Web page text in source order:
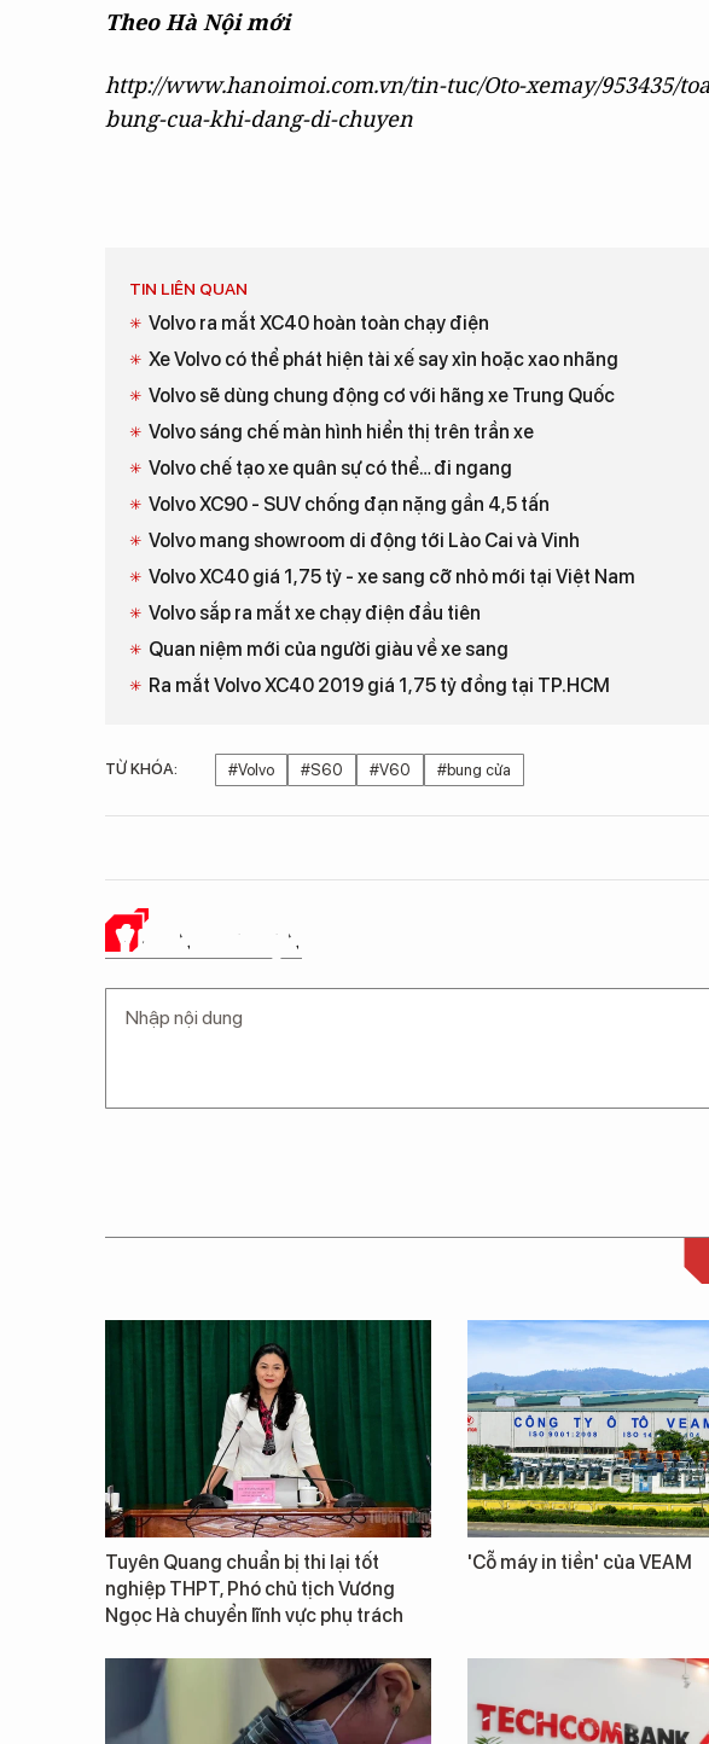
Theo Hà Nội mới
http://www.hanoimoi.com.vn/tin-tuc/Oto-xemay/953435/
bung-cua-khi-dang-di-chuyen
TIN LIÊN QUAN
Volvo ra mắt XC40 hoàn toàn chạy điện
Xe Volvo có thể phát hiện tài xế say xỉn hoặc xao nhãng
Volvo sẽ dùng chung động cơ với hãng xe Trung Quốc
Volvo sáng chế màn hình hiển thị trên trần xe
Volvo chế tạo xe quân sự có thể… đi ngang
Volvo XC90 - SUV chống đạn nặng gần 4,5 tấn
Volvo mang showroom di động tới Lào Cai và Vinh
Volvo XC40 giá 1,75 tỷ - xe sang cỡ nhỏ mới tại Việt Nam
Volvo sắp ra mắt xe chạy điện đầu tiên
Quan niệm mới của người giàu về xe sang
Ra mắt Volvo XC40 2019 giá 1,75 tỷ đồng tại TP.HCM
TỪ KHÓA: #Volvo #S60 #V60 #bung cửa
Ý KIẾN CỦA BẠN
Tuyên Quang chuẩn bị thi lại tốt
nghiệp THPT, Phó chủ tịch Vương
Ngọc Hà chuyển lĩnh vực phụ trách
'Cỗ máy in tiền' của VEAM